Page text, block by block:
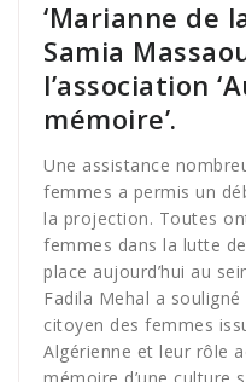
‘Marianne de
Samia
l’association
mémoire’.
Une assistance
femmes a permis un
la projection. Toutes
femmes dans la lutte
place aujourd’hui au
Fadila Mehal a souligné
citoyen des femmes
Algérienne et leur rôle